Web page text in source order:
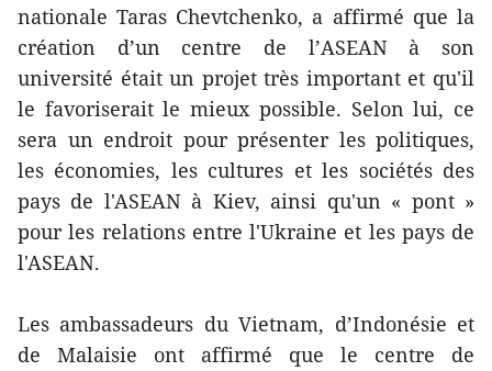
nationale Taras Chevtchenko, a affirmé que la
création d’un centre de l’ASEAN à son
université était un projet très important et qu'il
le favoriserait le mieux possible. Selon lui, ce
sera un endroit pour présenter les politiques,
les économies, les cultures et les sociétés des
pays de l'ASEAN à Kiev, ainsi qu'un « pont »
pour les relations entre l'Ukraine et les pays de
l'ASEAN.
Les ambassadeurs du Vietnam, d’Indonésie et
de Malaisie ont affirmé que le centre de